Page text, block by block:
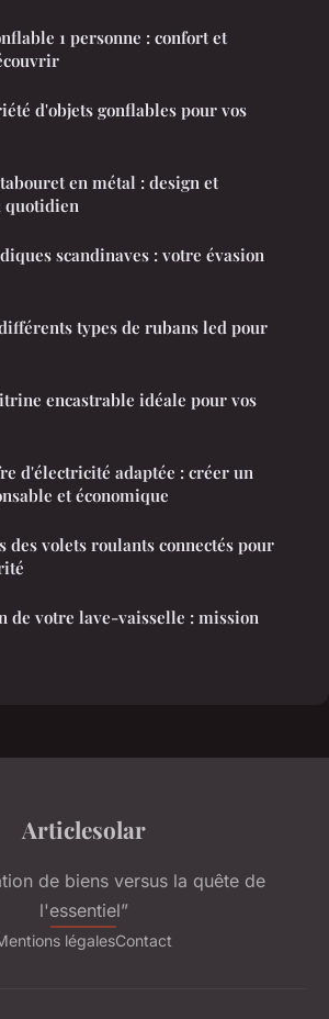
1 personne : confort et
d'objets gonflables pour vos
en métal : design et
quotidien
scandinaves : votre évasion
types de rubans led pour
encastrable idéale pour vos
d'électricité adaptée : créer un
et économique
des volets roulants connectés pour
de votre lave-vaisselle : mission
Articlesolar
de biens versus la quête de
l'essentiel”
légalesContact